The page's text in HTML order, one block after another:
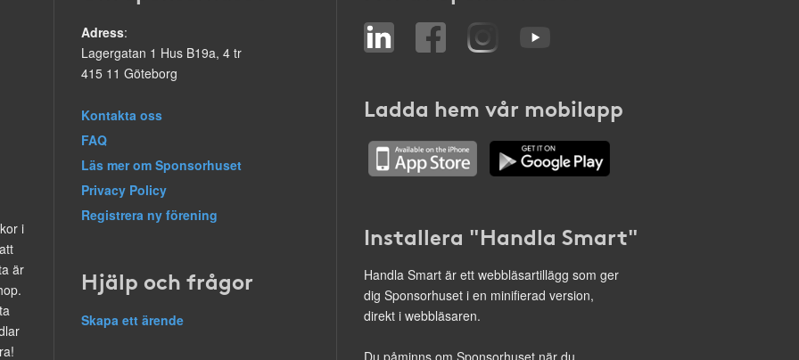
i
är
Adress:
Lagergatan 1 Hus B19a, 4 tr
415 11 Göteborg
Kontakta oss
FAQ
Läs mer om Sponsorhuset
Privacy Policy
Registrera ny förening
Hjälp och frågor
Skapa ett ärende
Ladda hem vår mobilapp
Installera "Handla Smart"
Handla Smart är ett webbläsartillägg som ger
dig Sponsorhuset i en minifierad version,
direkt i webbläsaren.